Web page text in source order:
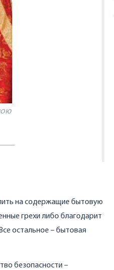
на содержащие бытовую
грехи либо благодарит
остальное – бытовая
безопасности –